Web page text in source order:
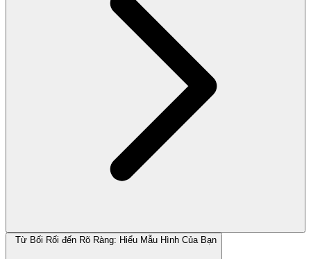
Từ Bối Rối đến Rõ Ràng: Hiểu Mẫu Hình Của Bạn